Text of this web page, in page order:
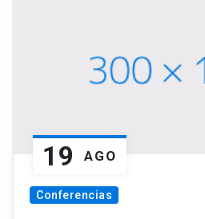
19 AGO
Conferencias